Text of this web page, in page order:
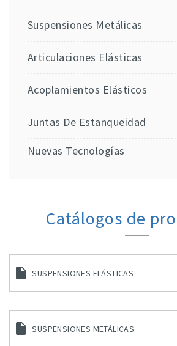
Suspensiones Metálicas
Articulaciones Elásticas
Acoplamientos Elásticos
Juntas De Estanqueidad
Nuevas Tecnologías
Catálogos de
SUSPENSIONES ELÁSTICAS
SUSPENSIONES METÁLICAS